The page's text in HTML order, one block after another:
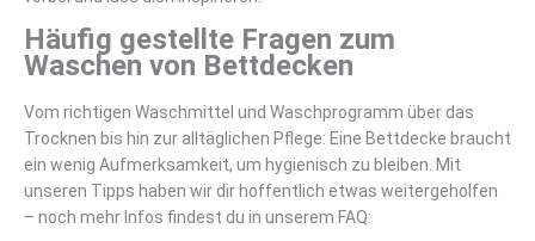
Häufig gestellte Fragen zum
Waschen von Bettdecken
Vom richtigen Waschmittel und Waschprogramm über das
Trocknen bis hin zur alltäglichen Pflege: Eine Bettdecke braucht
ein wenig Aufmerksamkeit, um hygienisch zu bleiben. Mit
unseren Tipps haben wir dir hoffentlich etwas weitergeholfen
– noch mehr Infos findest du in unserem FAQ: